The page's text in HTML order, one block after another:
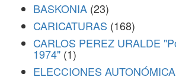
BASKONIA (23)
CARICATURAS (168)
CARLOS PEREZ URALDE
1974" (1)
ELECCIONES